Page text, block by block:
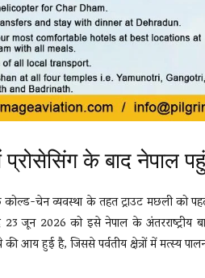
के बाद नेपाल
कोल्ड-चेन व्यवस्था के तहत ट्राउट मछली को
जून 2026 को इसे नेपाल के अंतरराष्ट्रीय
आय हुई है, जिससे पर्वतीय क्षेत्रों में मत्स्य